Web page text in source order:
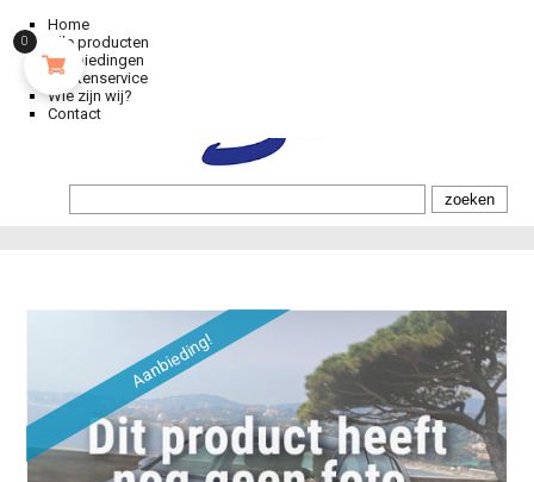
Home
Alle producten
Aanbiedingen
Klantenservice
Wie zijn wij?
Contact
Aanbieding!
0